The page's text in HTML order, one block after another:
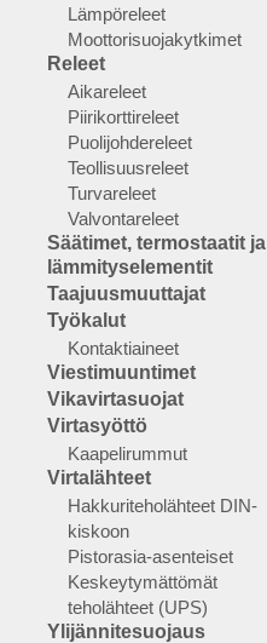
Lämpöreleet
Moottorisuojakytkimet
Releet
Aikareleet
Piirikorttireleet
Puolijohdereleet
Teollisuusreleet
Turvareleet
Valvontareleet
Säätimet, termostaatit ja
lämmityselementit
Taajuusmuuttajat
Työkalut
Kontaktiaineet
Viestimuuntimet
Vikavirtasuojat
Virtasyöttö
Kaapelirummut
Virtalähteet
Hakkuriteholähteet DIN-
kiskoon
Pistorasia-asenteiset
Keskeytymättömät
teholähteet (UPS)
Ylijännitesuojaus